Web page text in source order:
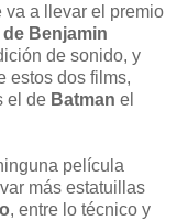
va a llevar el premio
Benjamin
de sonido, y
estos dos films,
el de Batman el
película
más estatuillas
, entre lo técnico y